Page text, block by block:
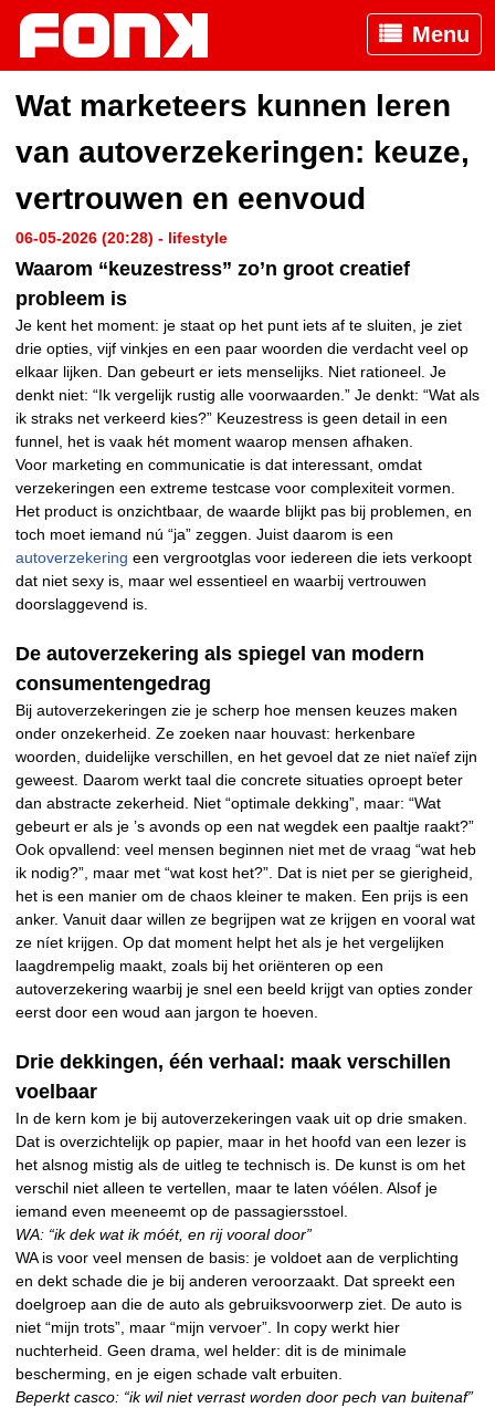
Menu
Wat marketeers kunnen leren
van autoverzekeringen: keuze,
vertrouwen en eenvoud
06-05-2026 (20:28) - lifestyle
Waarom “keuzestress” zo’n groot creatief
probleem is
Je kent het moment: je staat op het punt iets af te sluiten, je ziet
drie opties, vijf vinkjes en een paar woorden die verdacht veel op
elkaar lijken. Dan gebeurt er iets menselijks. Niet rationeel. Je
denkt niet: “Ik vergelijk rustig alle voorwaarden.” Je denkt: “Wat als
ik straks net verkeerd kies?” Keuzestress is geen detail in een
funnel, het is vaak hét moment waarop mensen afhaken.
Voor marketing en communicatie is dat interessant, omdat
verzekeringen een extreme testcase voor complexiteit vormen.
Het product is onzichtbaar, de waarde blijkt pas bij problemen, en
toch moet iemand nú “ja” zeggen. Juist daarom is een
autoverzekering een vergrootglas voor iedereen die iets verkoopt
dat niet sexy is, maar wel essentieel en waarbij vertrouwen
doorslaggevend is.
De autoverzekering als spiegel van modern
consumentengedrag
Bij autoverzekeringen zie je scherp hoe mensen keuzes maken
onder onzekerheid. Ze zoeken naar houvast: herkenbare
woorden, duidelijke verschillen, en het gevoel dat ze niet naïef zijn
geweest. Daarom werkt taal die concrete situaties oproept beter
dan abstracte zekerheid. Niet “optimale dekking”, maar: “Wat
gebeurt er als je ’s avonds op een nat wegdek een paaltje raakt?”
Ook opvallend: veel mensen beginnen niet met de vraag “wat heb
ik nodig?”, maar met “wat kost het?”. Dat is niet per se gierigheid,
het is een manier om de chaos kleiner te maken. Een prijs is een
anker. Vanuit daar willen ze begrijpen wat ze krijgen en vooral wat
ze níet krijgen. Op dat moment helpt het als je het vergelijken
laagdrempelig maakt, zoals bij het oriënteren op een
autoverzekering waarbij je snel een beeld krijgt van opties zonder
eerst door een woud aan jargon te hoeven.
Drie dekkingen, één verhaal: maak verschillen
voelbaar
In de kern kom je bij autoverzekeringen vaak uit op drie smaken.
Dat is overzichtelijk op papier, maar in het hoofd van een lezer is
het alsnog mistig als de uitleg te technisch is. De kunst is om het
verschil niet alleen te vertellen, maar te laten vóélen. Alsof je
iemand even meeneemt op de passagiersstoel.
WA: “ik dek wat ik móét, en rij vooral door”
WA is voor veel mensen de basis: je voldoet aan de verplichting
en dekt schade die je bij anderen veroorzaakt. Dat spreekt een
doelgroep aan die de auto als gebruiksvoorwerp ziet. De auto is
niet “mijn trots”, maar “mijn vervoer”. In copy werkt hier
nuchterheid. Geen drama, wel helder: dit is de minimale
bescherming, en je eigen schade valt erbuiten.
Beperkt casco: “ik wil niet verrast worden door pech van buitenaf”